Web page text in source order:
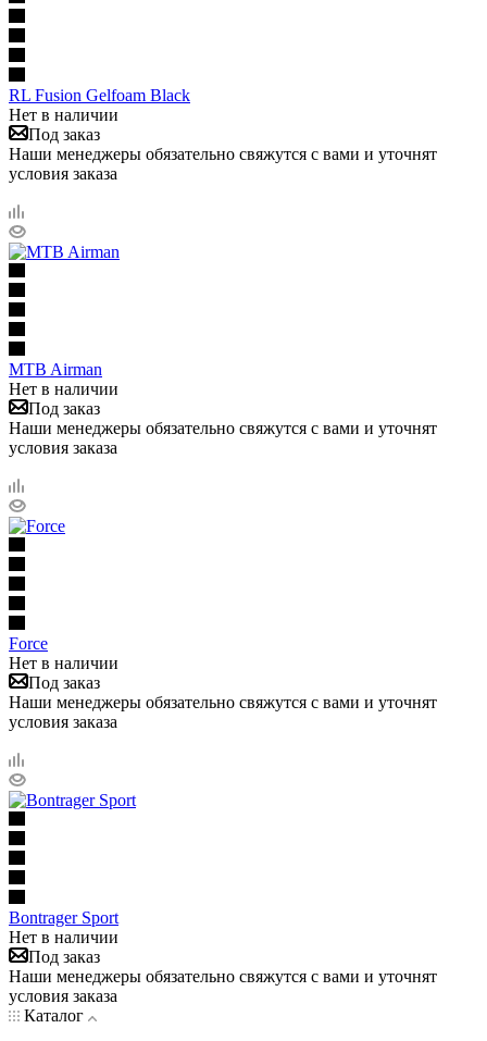
RL Fusion Gelfoam Black
Нет в наличии
Под заказ
Наши менеджеры обязательно свяжутся с вами и уточнят
условия заказа
MTB Airman
Нет в наличии
Под заказ
Наши менеджеры обязательно свяжутся с вами и уточнят
условия заказа
Force
Нет в наличии
Под заказ
Наши менеджеры обязательно свяжутся с вами и уточнят
условия заказа
Bontrager Sport
Нет в наличии
Под заказ
Наши менеджеры обязательно свяжутся с вами и уточнят
условия заказа
Каталог